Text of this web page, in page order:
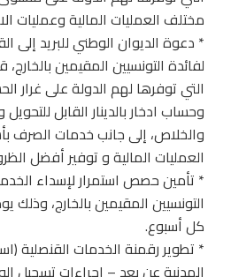
مختلف العمليات المالية وعمليات
* دعوة الديوان الوطني للبريد إلى
لفائدة التونسيين المقيمين
التي توفرها لهم الدولة على غرار
وحساب ادخار بالدينار القابل
والخلاص، إلى جانب خدمات الصرف
العمليات المالية و توفير أفضل
* تأمين حصص استمرار لإسداء
التونسيين المقيمين بالخارج،
كل أسبوع.
* تطوير رقمنة الخدمات القنصلية